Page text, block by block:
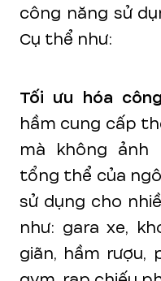
công năng sử
Cụ thể như:
Tối ưu hóa
hầm cung cấp
mà không
tổng thể của
sử dụng cho
như: gara xe,
giãn, hầm rượu,